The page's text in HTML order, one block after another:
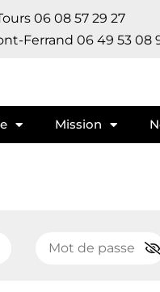
06 08 57 29 27
Ferrand 06 49 53 08
Mission